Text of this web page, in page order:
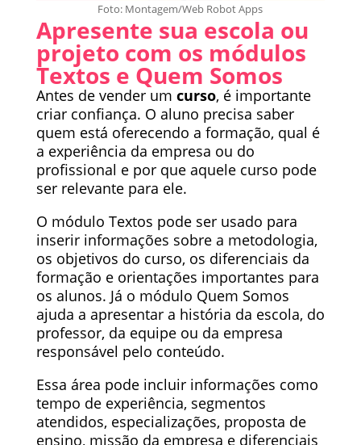
Foto: Montagem/Web Robot Apps
Apresente sua escola ou
projeto com os módulos
Textos e Quem Somos
Antes de vender um curso, é importante
criar confiança. O aluno precisa saber
quem está oferecendo a formação, qual é
a experiência da empresa ou do
profissional e por que aquele curso pode
ser relevante para ele.
O módulo Textos pode ser usado para
inserir informações sobre a metodologia,
os objetivos do curso, os diferenciais da
formação e orientações importantes para
os alunos. Já o módulo Quem Somos
ajuda a apresentar a história da escola, do
professor, da equipe ou da empresa
responsável pelo conteúdo.
Essa área pode incluir informações como
tempo de experiência, segmentos
atendidos, especializações, proposta de
ensino, missão da empresa e diferenciais